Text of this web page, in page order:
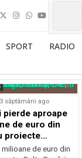
SPORT RADIO
3 săptămâni ago
pierde aproape
de euro din
proiecte
de euro din